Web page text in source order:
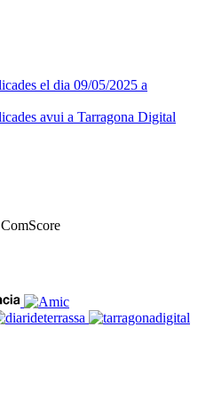
el dia 09/05/2025 a
avui a Tarragona Digital